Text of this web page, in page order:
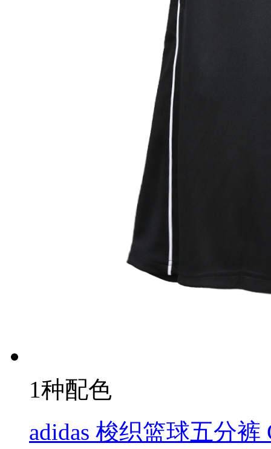
1种配色
adidas 梭织篮球五分裤